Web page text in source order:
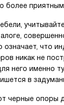
более приятным
означает, что
никак не
него именно ту
в
черные опоры